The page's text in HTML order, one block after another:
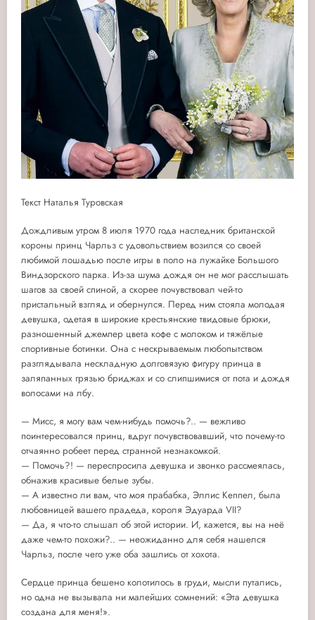
Текст Наталья Туровская
Дождливым утром 8 июля 1970 года наследник британской
короны принц Чарльз с удовольствием возился со своей
любимой лошадью после игры в поло на лужайке Большого
Виндзорского парка. Из-за шума дождя он не мог расслышать
шагов за своей спиной, а скорее почувствовал чей-то
пристальный взгляд и обернулся. Перед ним стояла молодая
девушка, одетая в широкие крестьянские твидовые брюки,
разношенный джемпер цвета кофе с молоком и тяжёлые
спортивные ботинки. Она с нескрываемым любопытством
разглядывала нескладную долговязую фигуру принца в
заляпанных грязью бриджах и со слипшимися от пота и дождя
волосами на лбу.
— Мисс, я могу вам чем-нибудь помочь?.. — вежливо
поинтересовался принц, вдруг почувствовавший, что почему-то
отчаянно робеет перед странной незнакомкой.
— Помочь?! — переспросила девушка и звонко рассмеялась,
обнажив красивые белые зубы.
— А известно ли вам, что моя прабабка, Эллис Кеппел, была
любовницей вашего прадеда, короля Эдуарда VII?
— Да, я что-то слышал об этой истории. И, кажется, вы на неё
даже чем-то похожи?.. — неожиданно для себя нашелся
Чарльз, после чего уже оба зашлись от хохота.
Сердце принца бешено колотилось в груди, мысли путались,
но одна не вызывала ни малейших сомнений: «Эта девушка
создана для меня!».